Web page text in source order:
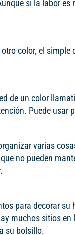
si la labor
color, el
de un color
Puede
varias
no pueden
para decorar
muchos sitios
su bolsillo.